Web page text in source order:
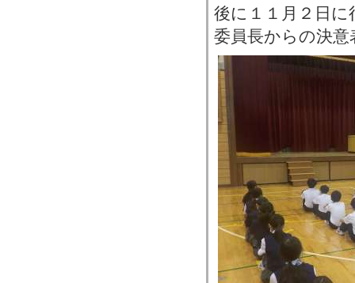
後に１１月２日
委員長からの決